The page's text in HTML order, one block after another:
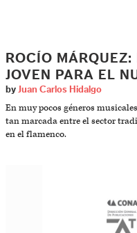
ROCÍO
JOVEN PARA EL
by Juan Carlos Hidalgo
En muy pocos géneros
tan marcada entre el sector
en el flamenco.